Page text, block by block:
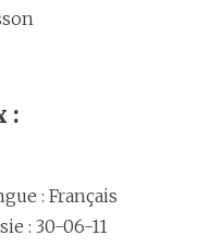
:
: Français
: 30-06-11